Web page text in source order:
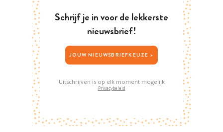
Schrijf je in voor de lekkerste
nieuwsbrief!
JOUW NIEUWSBRIEFKEUZE >
Uitschrijven is op elk moment mogelijk
Privacybeleid